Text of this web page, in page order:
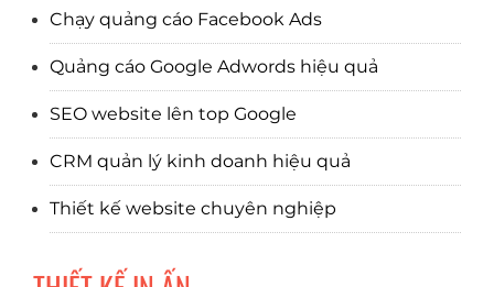
Chạy quảng cáo Facebook Ads
Quảng cáo Google Adwords hiệu quả
SEO website lên top Google
CRM quản lý kinh doanh hiệu quả
Thiết kế website chuyên nghiệp